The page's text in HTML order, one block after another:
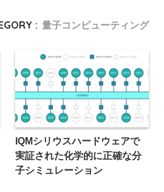
: 量子コンピューティング
IQMシリウスハードウェアで
実証された化学的に正確な分
子シミュレーション